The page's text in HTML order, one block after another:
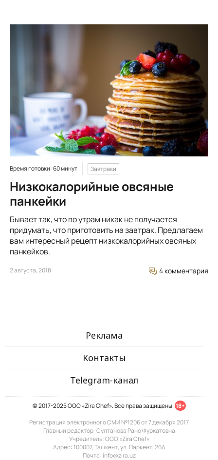
Время готовки: 60 минут Завтраки
Низкокалорийные овсяные
панкейки
Бывает так, что по утрам никак не получается
придумать, что приготовить на завтрак. Предлагаем
вам интересный рецепт низкокалорийных овсяных
панкейков.
2 августа, 2018 4 комментария
Реклама
Контакты
Telegram-канал
© 2017-2025 ООО «Zira Chef». Все права защищены. 18+
Регистрация электронного СМИ №1206 от 7 декабря 2017
Главный редактор: Султанова Рано Фуркатовна
Учредитель: ООО «Zira Chef»
Адрес: 100007, Ташкент, ул. Паркент, 26А
Почта: info@zira.uz